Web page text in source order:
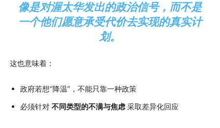
像是对渥太华发出的政治信号，而不是
一个他们愿意承受代价去实现的真实计
划。
这也意味着：
政府若想“降温”，不能只靠一种政策
必须针对 不同类型的不满与焦虑采取差异化回应